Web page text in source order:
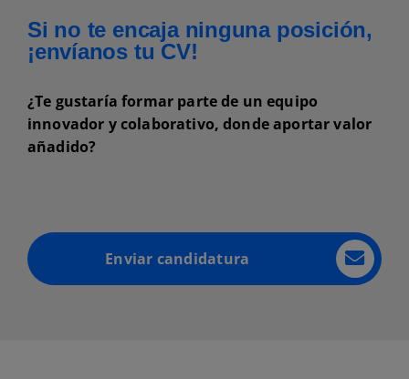
Si no te encaja ninguna posición,
¡envíanos tu CV!
¿Te gustaría formar parte de un equipo
innovador y colaborativo, donde aportar valor
añadido?
Enviar candidatura